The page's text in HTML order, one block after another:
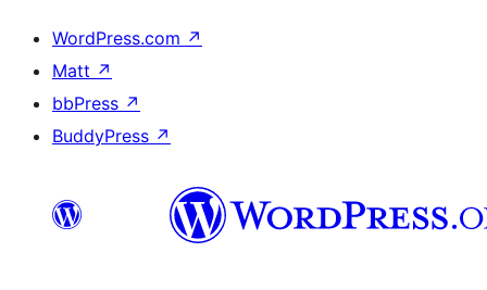
WordPress.com ↗
Matt ↗
bbPress ↗
BuddyPress ↗